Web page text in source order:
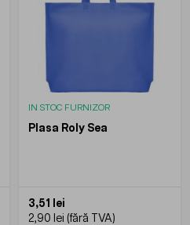
IN STOC FURNIZOR
Plasa Roly Sea
3,51 lei
2,90 lei